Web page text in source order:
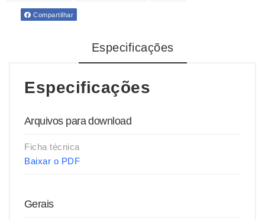
Compartilhar
Especificações
Especificações
Arquivos para download
Ficha técnica
Baixar o PDF
Gerais